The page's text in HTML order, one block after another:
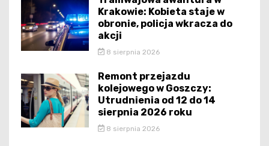
Krakowie: Kobieta staje w
obronie, policja wkracza do
akcji
8 sierpnia 2026
Remont przejazdu
kolejowego w Goszczy:
Utrudnienia od 12 do 14
sierpnia 2026 roku
8 sierpnia 2026